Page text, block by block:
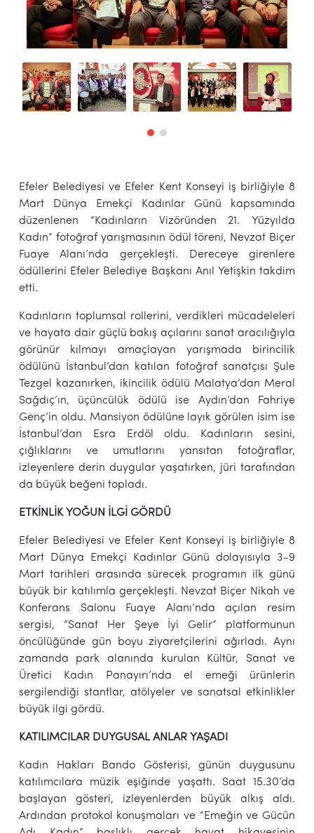
Efeler Belediyesi ve Efeler Kent Konseyi iş birliğiyle 8
Mart Dünya Emekçi Kadınlar Günü kapsamında
düzenlenen “Kadınların Vizöründen 21. Yüzyılda
Kadın” fotoğraf yarışmasının ödül töreni, Nevzat Biçer
Fuaye Alanı’nda gerçekleşti. Dereceye girenlere
ödüllerini Efeler Belediye Başkanı Anıl Yetişkin takdim
etti.
Kadınların toplumsal rollerini, verdikleri mücadeleleri
ve hayata dair güçlü bakış açılarını sanat aracılığıyla
görünür kılmayı amaçlayan yarışmada birincilik
ödülünü İstanbul’dan katılan fotoğraf sanatçısı Şule
Tezgel kazanırken, ikincilik ödülü Malatya’dan Meral
Sağdıç’ın, üçüncülük ödülü ise Aydın’dan Fahriye
Genç’in oldu. Mansiyon ödülüne layık görülen isim ise
İstanbul’dan Esra Erdöl oldu. Kadınların sesini,
çığlıklarını ve umutlarını yansıtan fotoğraflar,
izleyenlere derin duygular yaşatırken, jüri tarafından
da büyük beğeni topladı.
ETKİNLİK YOĞUN İLGİ GÖRDÜ
Efeler Belediyesi ve Efeler Kent Konseyi iş birliğiyle 8
Mart Dünya Emekçi Kadınlar Günü dolayısıyla 3-9
Mart tarihleri arasında sürecek programın ilk günü
büyük bir katılımla gerçekleşti. Nevzat Biçer Nikah ve
Konferans Salonu Fuaye Alanı’nda açılan resim
sergisi, “Sanat Her Şeye İyi Gelir” platformunun
öncülüğünde gün boyu ziyaretçilerini ağırladı. Aynı
zamanda park alanında kurulan Kültür, Sanat ve
Üretici Kadın Panayırı’nda el emeği ürünlerin
sergilendiği stantlar, atölyeler ve sanatsal etkinlikler
büyük ilgi gördü.
KATILIMCILAR DUYGUSAL ANLAR YAŞADI
Kadın Hakları Bando Gösterisi, günün duygusunu
katılımcılara müzik eşiğinde yaşattı. Saat 15.30’da
başlayan gösteri, izleyenlerden büyük alkış aldı.
Ardından protokol konuşmaları ve “Emeğin ve Gücün